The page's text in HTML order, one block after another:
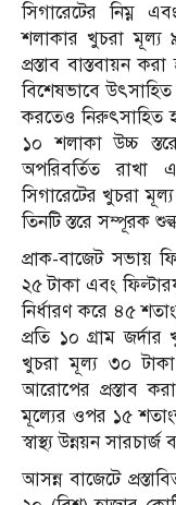
সিগারেটের নিম্ন
শলাকার খুচরা মূল্য
প্রস্তাব বাস্তবায়ন
বিশেষভাবে
করতেও নিরুৎসাহিত
১০ শলাকা উচ্চ
অপরিবর্তিত রাখা
সিগারেটের খুচরা
তিনটি স্তরে সম্পূরক
প্রাক-বাজেট সভায়
২৫ টাকা এবং
নির্ধারণ করে ৪৫
প্রতি ১০ গ্রাম
খুচরা মূল্য ৩০
আরোপের প্রস্তাব
মূল্যের ওপর ১৫
স্বাস্থ্য উন্নয়ন
আসন্ন বাজেটে